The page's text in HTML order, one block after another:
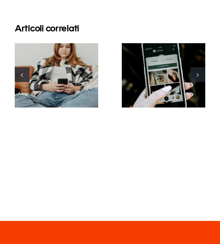
Articoli correlati
Strategie
innovative
per
aumentare
la visibilità
dei gruppi
Migliori
pratiche per
l’uso dei filtri
in realtà
aumentata
sui social